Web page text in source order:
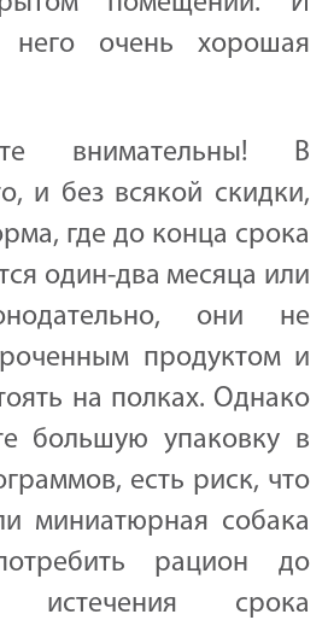
очень хорошая
внимательны! В
и без всякой скидки,
где до конца срока
один-два месяца или
они не
продуктом и
на полках. Однако
большую упаковку в
есть риск, что
миниатюрная собака
рацион до
истечения срока